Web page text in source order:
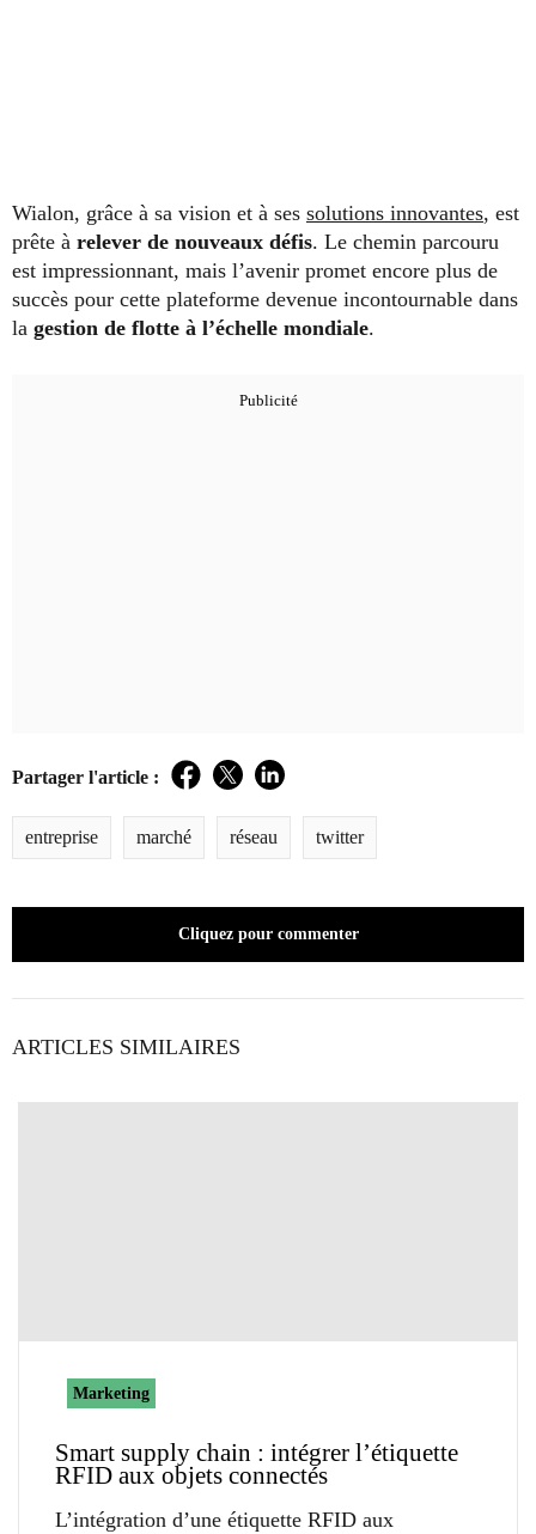
Wialon, grâce à sa vision et à ses solutions innovantes, est
prête à relever de nouveaux défis. Le chemin parcouru
est impressionnant, mais l’avenir promet encore plus de
succès pour cette plateforme devenue incontournable dans
la gestion de flotte à l’échelle mondiale.
Partager l'article : Facebook
TwitterLinkedIn
entreprise marché réseau twitter
Cliquez pour commenter
ARTICLES SIMILAIRES
Marketing
Smart supply chain : intégrer l’étiquette
RFID aux objets connectés
L’intégration d’une étiquette RFID aux